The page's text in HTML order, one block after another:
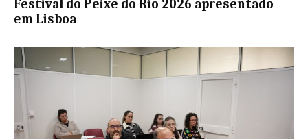
Festival do Peixe do Rio 2026 apresentado
em Lisboa